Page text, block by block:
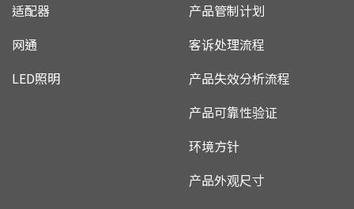
适配器
网通
LED照明
产品管制计划
客诉处理流程
产品失效分析流程
产品可靠性验证
环境方针
产品外观尺寸